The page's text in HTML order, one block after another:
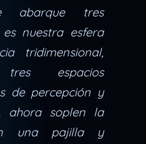
abarque tres
nuestra esfera
tridimensional,
tres espacios
de percepción y
ahora soplen la
una pajilla y